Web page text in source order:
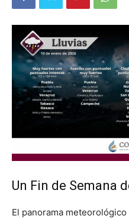
Un Fin de Semana
El panorama